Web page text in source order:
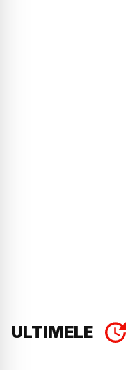
ULTIMELE